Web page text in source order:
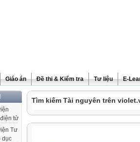
Giáo án Đề thi & Kiểm tra Tư liệu E-
Tìm kiếm Tài nguyên trên